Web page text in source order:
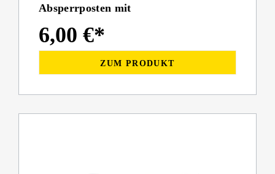
Absperrposten mit
6,00 €*
ZUM PRODUKT